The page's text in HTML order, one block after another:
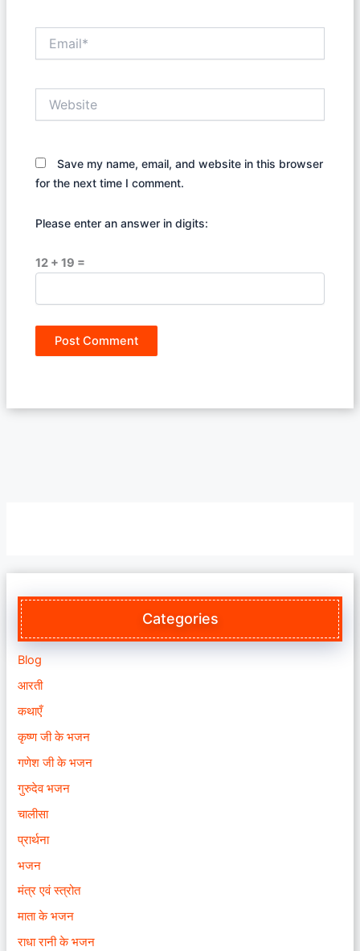
Save my name, email, and website in this browser
for the next time I comment.
Please enter an answer in digits:
12 + 19 =
Categories
Blog
आरती
कथाएँ
कृष्ण जी के भजन
गणेश जी के भजन
गुरुदेव भजन
चालीसा
प्रार्थना
भजन
मंत्र एवं स्त्रोत
माता के भजन
राधा रानी के भजन